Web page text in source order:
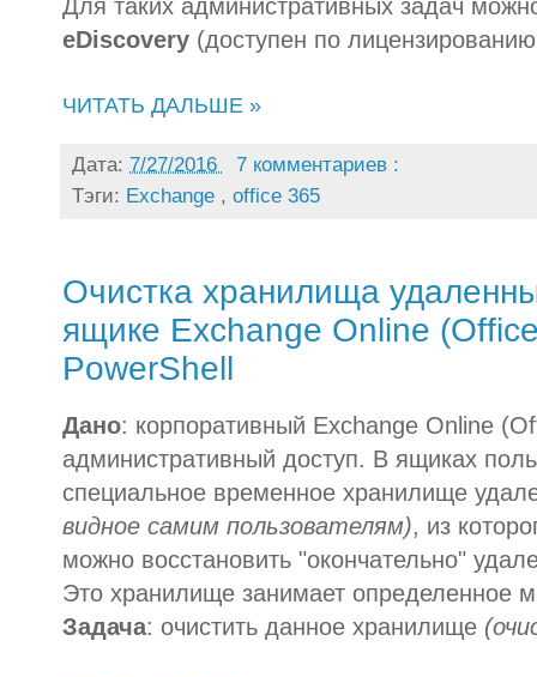
Для таких административных задач
eDiscovery (доступен по
ЧИТАТЬ ДАЛЬШЕ »
Дата: 7/27/2016
7 комментариев :
Тэги: Exchange , office 365
Очистка хранилища
ящике Exchange Online
PowerShell
Дано: корпоративный Exchange Online
административный доступ. В ящиках
специальное временное хранилище
видное самим пользователям), из
можно восстановить "окончательно"
Это хранилище занимает определенное
Задача: очистить данное хранилище